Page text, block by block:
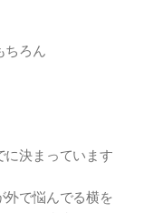
ちろん
に決まっています
外で悩んでる横を